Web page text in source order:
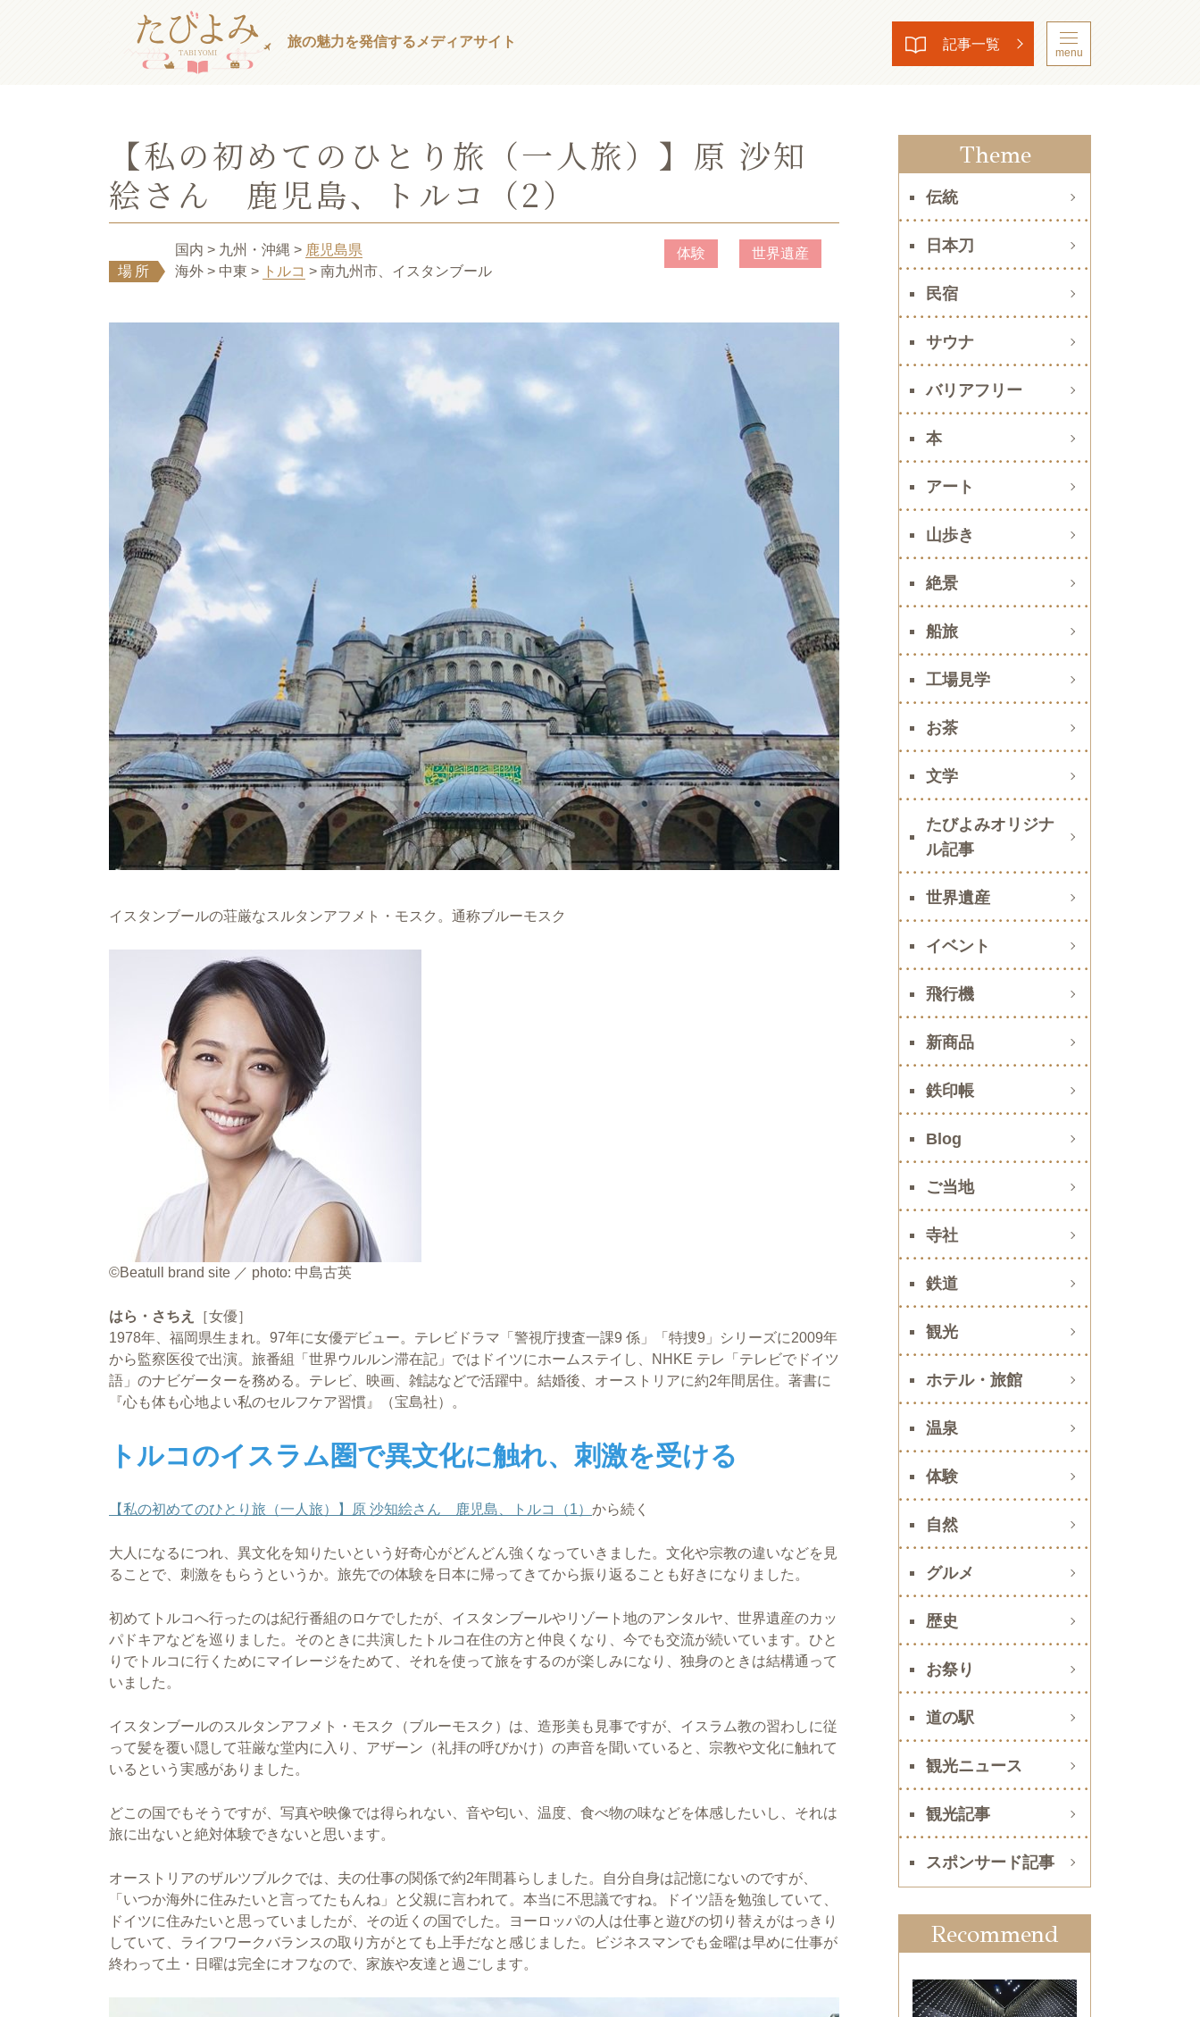
旅の魅力を発信する メディアサイト 記事一覧
menu
【私の初めてのひとり旅（一人旅）】原 沙知
絵さん 鹿児島、トルコ（2）
場所
国内 > 九州・沖縄 > 鹿児島県
海外 > 中東 > トルコ > 南九州市、イスタンブール
体験 世界遺産
イスタンブールの荘厳なスルタンアフメト・モスク。通称ブルーモスク
©Beatull brand site ／ photo: 中島古英
はら・さちえ
［女優］
1978年、福岡県生まれ。97年に女優デビュー。テレビドラマ「警視庁捜査一課9 係」「特捜9」シリーズに2009年
から監察医役で出演。旅番組「世界ウルルン滞在記」ではドイツにホームステイし、NHKE テレ「テレビでドイツ
語」のナビゲーターを務める。テレビ、映画、雑誌などで活躍中。結婚後、オーストリアに約2年間居住。著書に
『心も体も心地よい私のセルフケア習慣』（宝島社）。
トルコのイスラム圏で異文化に触れ、刺激を受ける
【私の初めてのひとり旅（一人旅）】原 沙知絵さん 鹿児島、トルコ（1） から続く
大人になるにつれ、異文化を知りたいという好奇心がどんどん強くなっていきました。文化や宗教の違いなどを見
ることで、刺激をもらうというか。旅先での体験を日本に帰ってきてから振り返ることも好きになりました。
初めてトルコへ行ったのは紀行番組のロケでしたが、イスタンブールやリゾート地のアンタルヤ、世界遺産のカッ
パドキアなどを巡りました。そのときに共演したトルコ在住の方と仲良くなり、今でも交流が続いています。ひと
りでトルコに行くためにマイレージをためて、それを使って旅をするのが楽しみになり、独身のときは結構通って
いました。
イスタンブールのスルタンアフメト・モスク（ブルーモスク）は、造形美も見事ですが、イスラム教の習わしに従
って髪を覆い隠して荘厳な堂内に入り、アザーン（礼拝の呼びかけ）の声音を聞いていると、宗教や文化に触れて
いるという実感がありました。
どこの国でもそうですが、写真や映像では得られない、音や匂い、温度、食べ物の味などを体感したいし、それは
旅に出ないと絶対体験できないと思います。
オーストリアのザルツブルクでは、夫の仕事の関係で約2年間暮らしました。自分自身は記憶にないのですが、
「いつか海外に住みたいと言ってたもんね」と父親に言われて。本当に不思議ですね。ドイツ語を勉強していて、
ドイツに住みたいと思っていましたが、その近くの国でした。ヨーロッパの人は仕事と遊びの切り替えがはっきり
していて、ライフワークバランスの取り方がとても上手だなと感じました。ビジネスマンでも金曜は早めに仕事が
終わって土・日曜は完全にオフなので、家族や友達と過ごします。
Theme
伝統
日本刀
民宿
サウナ
バリアフリー
本
アート
山歩き
絶景
船旅
工場見学
お茶
文学
たびよみオリジナ
ル記事
世界遺産
イベント
飛行機
新商品
鉄印帳
Blog
ご当地
寺社
鉄道
観光
ホテル・旅館
温泉
体験
自然
グルメ
歴史
お祭り
道の駅
観光ニュース
観光記事
スポンサード記事
Recommend